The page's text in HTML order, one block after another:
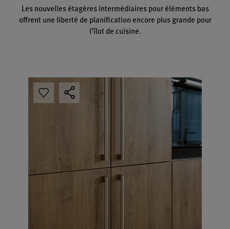
Les nouvelles étagères intermédiaires pour éléments bas
offrent une liberté de planification encore plus grande pour
l’îlot de cuisine.